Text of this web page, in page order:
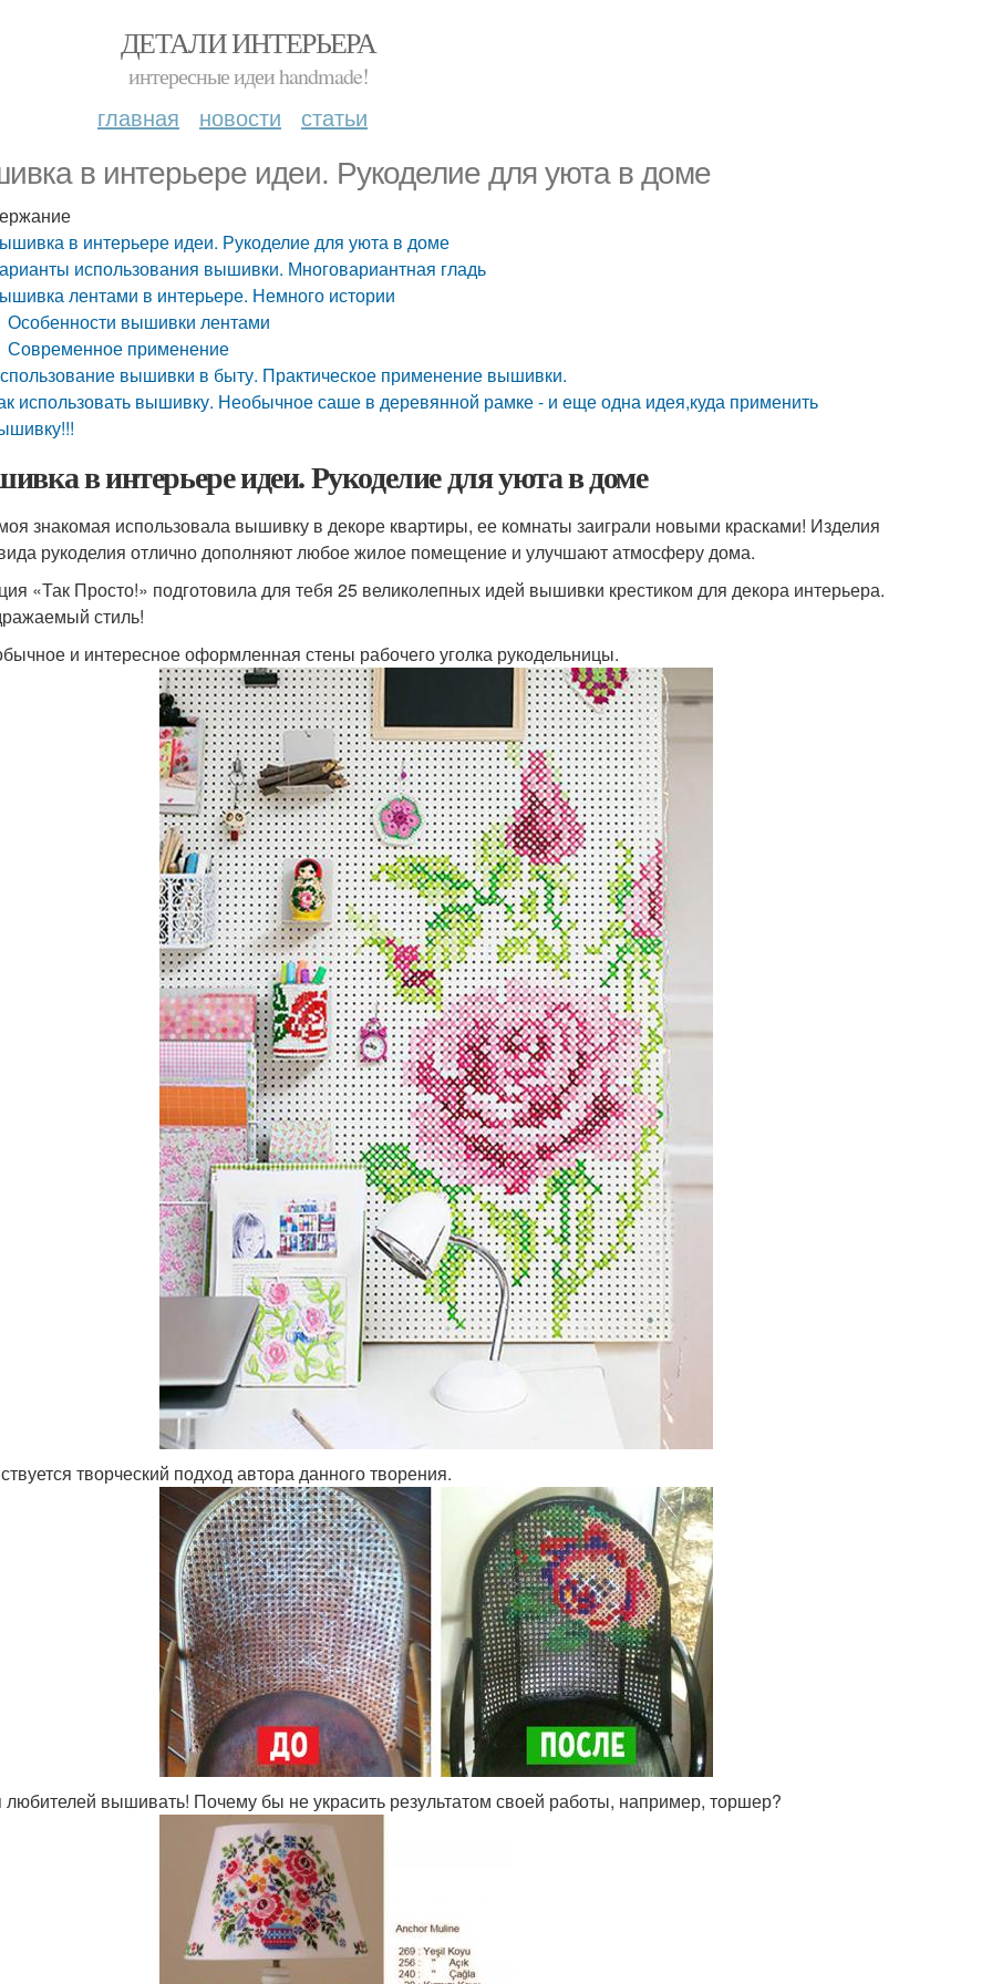
ДЕТАЛИ ИНТЕРЬЕРА
интересные идеи handmade!
главная новости статьи
в интерьере идеи. Рукоделие для уюта в доме
в интерьере идеи. Рукоделие для уюта в доме
использования вышивки. Многовариантная гладь
лентами в интерьере. Немного истории
Особенности вышивки лентами
Современное применение
вышивки в быту. Практическое применение вышивки.
использовать вышивку. Необычное саше в деревянной рамке - и еще одна идея,куда применить
в интерьере идеи. Рукоделие для уюта в доме
знакомая использовала вышивку в декоре квартиры, ее комнаты заиграли новыми красками! Изделия
рукоделия отлично дополняют любое жилое помещение и улучшают атмосферу дома.
«Так Просто!» подготовила для тебя 25 великолепных идей вышивки крестиком для декора интерьера.
стиль!
и интересное оформленная стены рабочего уголка рукодельницы.
творческий подход автора данного творения.
любителей вышивать! Почему бы не украсить результатом своей работы, например, торшер?